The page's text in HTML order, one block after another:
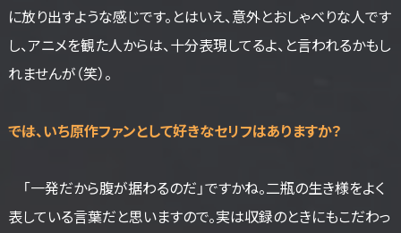
に放り出すような感じです。とはいえ、意外とおしゃべりな人です
し、アニメを観た人からは、十分表現してるよ、と言われるかもし
れませんが（笑）。
――では、いち原作ファンとして好きなセリフはありますか？
「一発だから腹が据わるのだ」ですかね。二瓶の生き様をよく
表している言葉だと思いますので。実は収録のときにもこだわっ